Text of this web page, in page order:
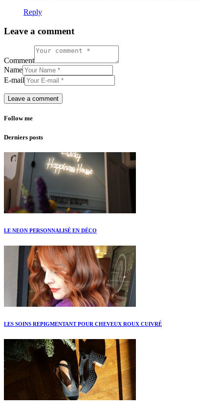
Reply
Leave a comment
Comment
Name
E-mail
Follow me
Derniers posts
LE NEON PERSONNALISÉ EN DÉCO
LES SOINS REPIGMENTANT POUR CHEVEUX ROUX CUIVRÉ